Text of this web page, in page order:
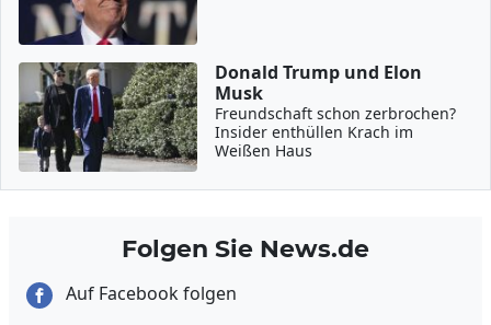
Donald Trump und Elon
Musk
Freundschaft schon zerbrochen?
Insider enthüllen Krach im
Weißen Haus
Folgen Sie News.de
Auf Facebook folgen